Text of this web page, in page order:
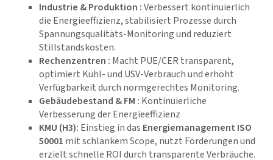
Industrie & Produktion :Verbessert kontinuierlich
die Energieeffizienz, stabilisiert Prozesse durch
Spannungsqualitäts-Monitoring und reduziert
Stillstandskosten.
Rechenzentren : Macht PUE/CER transparent,
optimiert Kühl- und USV-Verbrauch und erhöht
Verfügbarkeit durch normgerechtes Monitoring.
Gebäudebestand & FM : Kontinuierliche
Verbesserung der Energieeffizienz
KMU (H3): Einstieg in das Energiemanagement ISO
50001 mit schlankem Scope, nutzt Förderungen und
erzielt schnelle ROI durch transparente Verbräuche.